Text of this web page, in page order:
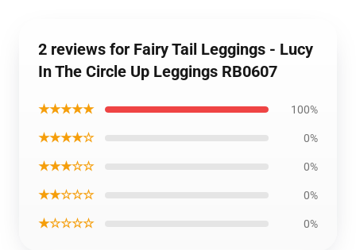
2 reviews for Fairy Tail Leggings - Lucy
In The Circle Up Leggings RB0607
★★★★★ 100%
★★★★☆ 0%
★★★☆☆ 0%
★★☆☆☆ 0%
★☆☆☆☆ 0%